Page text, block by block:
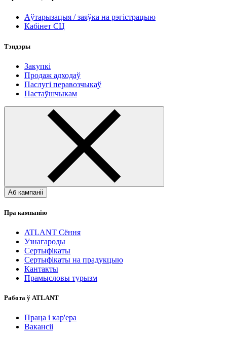
Аўтарызацыя / заяўка на рэгістрацыю
Кабінет СЦ
Тэндэры
Закупкі
Продаж адходаў
Паслугі перавозчыкаў
Пастаўшчыкам
Аб кампаніі
Пра кампанію
ATLANT Сёння
Узнагароды
Сертыфікаты
Сертыфікаты на прадукцыю
Кантакты
Прамысловы турызм
Работа ў ATLANT
Праца і кар'ера
Вакансіі